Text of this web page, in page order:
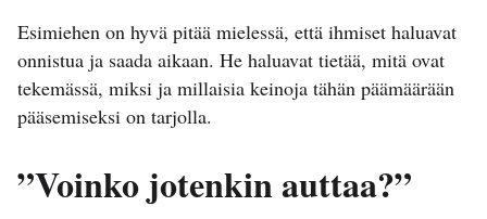
Esimiehen on hyvä pitää mielessä, että ihmiset haluavat
onnistua ja saada aikaan. He haluavat tietää, mitä ovat
tekemässä, miksi ja millaisia keinoja tähän päämäärään
pääsemiseksi on tarjolla.
”Voinko jotenkin auttaa?”